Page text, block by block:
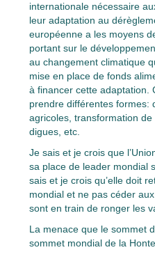
internationale nécessaire
leur adaptation au
européenne a les moyens
portant sur le
au changement climatique
mise en place de fonds
à financer cette adaptation.
prendre différentes formes:
agricoles, transformation
digues, etc.
Je sais et je crois que
sa place de leader mondial
sais et je crois qu’elle doit
mondial et ne pas céder
sont en train de ronger les
La menace que le sommet
sommet mondial de la Honte